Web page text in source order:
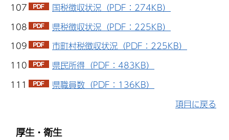
107
国税徴収状況（PDF：274KB）
108
県税徴収状況（PDF：225KB）
109
市町村税徴収状況（PDF：225KB）
110
県民所得（PDF：483KB）
111
県職員数（PDF：136KB）
項目に戻る
厚生・衛生